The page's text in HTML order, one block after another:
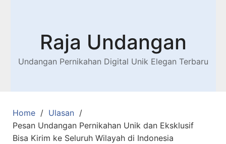
Raja Undangan
Undangan Pernikahan Digital Unik Elegan Terbaru
Home
Ulasan
Pesan Undangan Pernikahan Unik dan Eksklusif
Bisa Kirim ke Seluruh Wilayah di Indonesia